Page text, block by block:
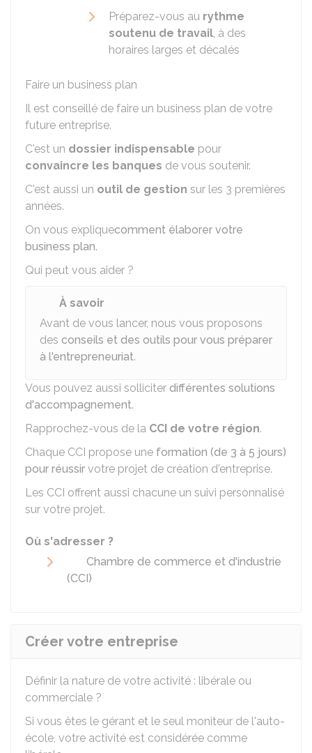
Préparez-vous au rythme
soutenu de travail, à des
horaires larges et décalés
Faire un business plan
Il est conseillé de faire un business plan de votre
future entreprise.
C'est un dossier indispensable pour
convaincre les banques de vous soutenir.
C'est aussi un outil de gestion sur les 3 premières
années.
On vous expliquecomment élaborer votre
business plan.
Qui peut vous aider ?
À savoir
Avant de vous lancer, nous vous proposons
des conseils et des outils pour vous préparer
à l'entrepreneuriat.
Vous pouvez aussi solliciter différentes solutions
d'accompagnement.
Rapprochez-vous de la CCI de votre région.
Chaque CCI propose une formation (de 3 à 5 jours)
pour réussir votre projet de création d'entreprise.
Les CCI offrent aussi chacune un suivi personnalisé
sur votre projet.
Où s'adresser ?
Chambre de commerce et d'industrie
(CCI)
Créer votre entreprise
Définir la nature de votre activité : libérale ou
commerciale ?
Si vous êtes le gérant et le seul moniteur de l'auto-
école, votre activité est considérée comme